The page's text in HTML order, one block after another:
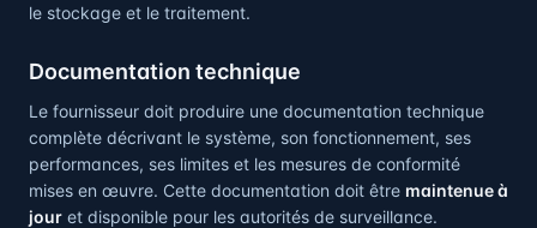
le stockage et le traitement.
Documentation technique
Le fournisseur doit produire une documentation technique
complète décrivant le système, son fonctionnement, ses
performances, ses limites et les mesures de conformité
mises en œuvre. Cette documentation doit être maintenue à
jour et disponible pour les autorités de surveillance.